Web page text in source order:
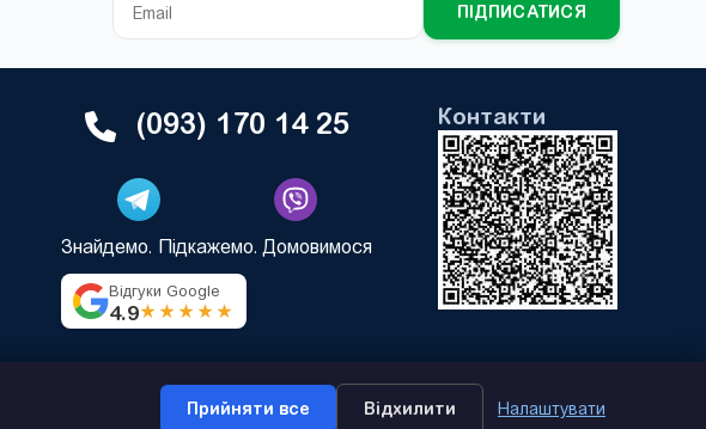
ПІДПИСАТИСЯ
(093) 170 14 25
Знайдемо. Підкажемо. Домовимося
Відгуки Google
4.9★★★★★
Контакти
Прийняти все Відхилити Налаштувати